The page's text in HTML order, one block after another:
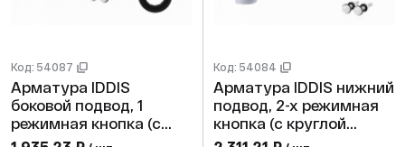
Код: 54087
Арматура IDDIS
боковой подвод, 1
режимная кнопка (с
круглой прокладкой
Код: 54084
Арматура IDDIS нижний
подвод, 2-х режимная
кнопка (с круглой
прокладкой 01),